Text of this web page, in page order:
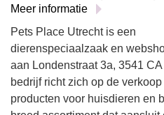
Meer informatie
Pets Place Utrecht is een
dierenspeciaalzaak en
aan Londenstraat 3a, 3541
bedrijf richt zich op de verkoop
producten voor huisdieren en